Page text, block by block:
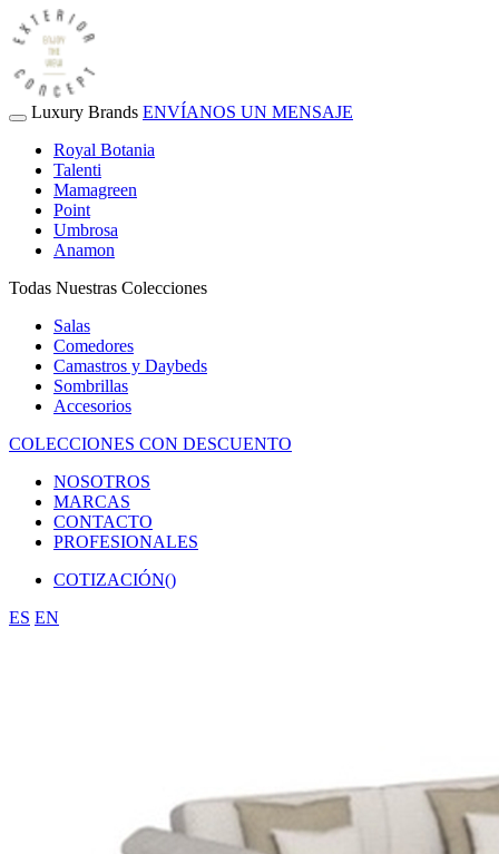
Luxury Brands ENVÍANOS UN MENSAJE
Royal Botania
Talenti
Mamagreen
Point
Umbrosa
Anamon
Todas Nuestras Colecciones
Salas
Comedores
Camastros y Daybeds
Sombrillas
Accesorios
COLECCIONES CON DESCUENTO
NOSOTROS
MARCAS
CONTACTO
PROFESIONALES
COTIZACIÓN()
ES EN